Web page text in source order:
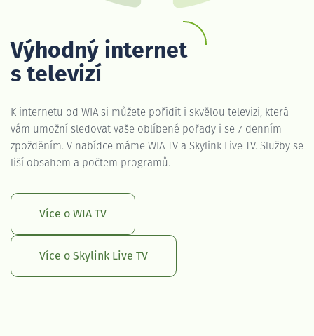
Výhodný internet
s televizí
K internetu od WIA si můžete pořídit i skvělou televizi, která
vám umožní sledovat vaše oblíbené pořady i se 7 denním
zpožděním. V nabídce máme WIA TV a Skylink Live TV. Služby se
liší obsahem a počtem programů.
Více o WIA TV
Více o Skylink Live TV